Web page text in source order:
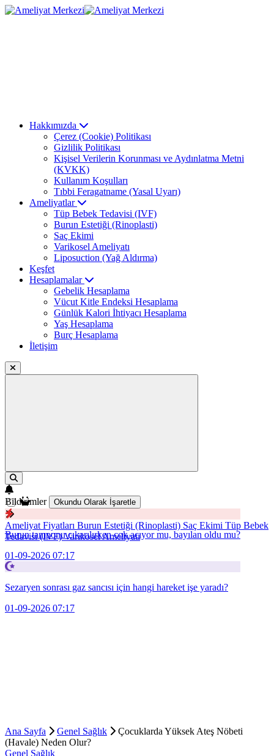
Hakkımızda
Çerez (Cookie) Politikası
Gizlilik Politikası
Kişisel Verilerin Korunması ve Aydınlatma Metni
(KVKK)
Kullanım Koşulları
Tıbbi Feragatname (Yasal Uyarı)
Ameliyatlar
Tüp Bebek Tedavisi (IVF)
Burun Estetiği (Rinoplasti)
Saç Ekimi
Varikosel Ameliyatı
Liposuction (Yağ Aldırma)
Keşfet
Hesaplamalar
Gebelik Hesaplama
Vücut Kitle Endeksi Hesaplama
Günlük Kalori İhtiyacı Hesaplama
Yaş Hesaplama
Burç Hesaplama
İletişim
Bildirimler Okundu Olarak İşaretle
Burun tamponu çıkarılırken çok acıyor mu, bayılan oldu mu?
01-09-2026 07:17
Sezaryen sonrası gaz sancısı için hangi hareket işe yaradı?
01-09-2026 07:17
Ameliyat Fiyatları Burun Estetiği (Rinoplasti) Saç Ekimi Tüp Bebek
Tedavisi (IVF)Varikosel Ameliyatı
Ana Sayfa Genel Sağlık
Çocuklarda Yüksek Ateş Nöbeti
(Havale) Neden Olur?
Genel Sağlık